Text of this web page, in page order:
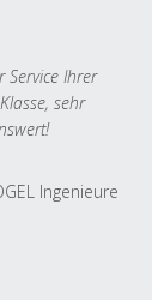
Service Ihrer
sehr
Ingenieure